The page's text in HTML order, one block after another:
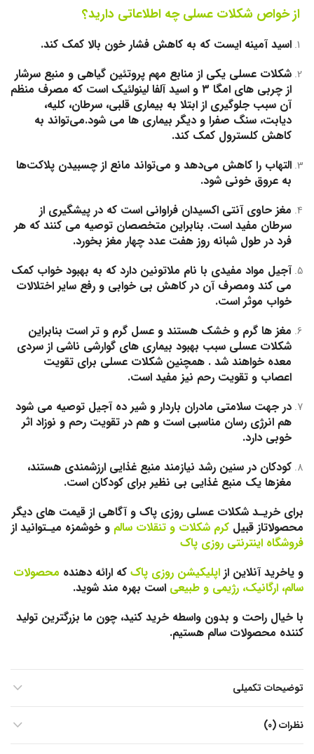
از خواص شکلات عسلی چه اطلاعاتی دارید؟
اسید آمینه ‌ایست که به کاهش فشار خون بالا کمک کند.
شکلات عسلی یکی از منابع مهم پروتئین گیاهی و منبع سرشار
از چربی های امگا ۳ و اسید آلفا لینولئیک است که مصرف منظم
آن سبب جلوگیری از ابتلا به بیماری قلبی، سرطان، کلیه،
دیابت، سنگ صفرا و دیگر بیماری ها می شود.می‌تواند به
کاهش کلسترول کمک کند.
التهاب را کاهش می‌دهد و می‌تواند مانع از چسبیدن پلاکت‌ها
به عروق خونی شود.
مغز حاوی آنتی اکسیدان فراوانی است که در پیشگیری از
سرطان مفید است. بنابراین متخصصان توصیه می کنند که هر
فرد در طول شبانه روز هفت عدد چهار مغز بخورد.
آجیل مواد مفیدی با نام ملاتونین دارد که به بهبود خواب کمک
می کند ومصرف آن در کاهش بی خوابی و رفع سایر اختلالات
خواب موثر است.
مغز ها گرم و خشک هستند و عسل گرم و تر است بنابراین
شکلات عسلی سبب بهبود بیماری های گوارشی ناشی از سردی
معده خواهند شد . همچنین شکلات عسلی برای تقویت
اعصاب و تقویت رحم نیز مفید است.
در جهت سلامتی مادران باردار و شیر ده آجیل توصیه می شود
هم انرژی رسان مناسبی است و هم در تقویت رحم و نوزاد اثر
خوبی دارد.
کودکان در سنین رشد نیازمند منبع غذایی ارزشمندی هستند،
مغزها یک منبع غذایی بی نظیر برای کودکان است.
برای خریـد شکلات عسلی روزی پاک و آگاهی از قیمت های دیگر
محصولاتاز قبیل کرم شکلات و تنقلات سالم و خوشمزه میـتوانید از
فروشگاه اینترنتی روزی پاک
و یاخرید آنلاین از اپلیکیشن روزی پاک که ارائه دهنده محصولات
سالم، ارگانیک، رژیمی و طبیعی است بهره مند شوید.
با خیال راحت و بدون واسطه خرید کنید، چون ما بزرگترین تولید
کننده محصولات سالم هستیم.
توضیحات تکمیلی
نظرات (0)